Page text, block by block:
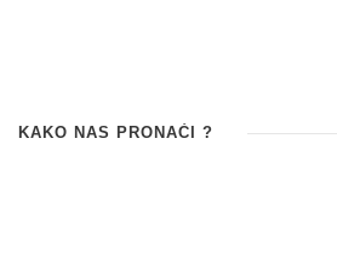
KAKO NAS PRONAĆI ?